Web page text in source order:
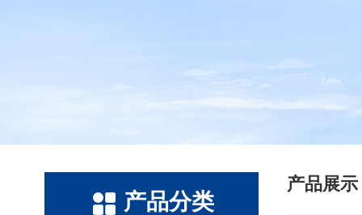
产品分类
产品展示